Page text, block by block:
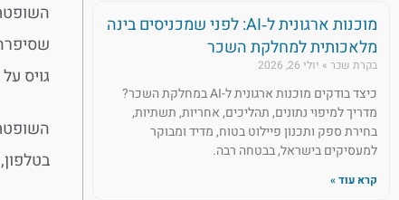
מוכנות ארגונית ל‑AI: לפני שמכניסים בינה
מלאכותית למחלקת השכר
בקרת שכר יולי 26, 2026
כיצד בודקים מוכנות ארגונית ל-AI במחלקת השכר?
מדריך למיפוי נתונים, תהליכים, אחריות, תשתיות,
בחירת ספק ותכנון פיילוט בטוח, מדיד ומבוקר
למעסיקים בישראל, בבטחה רבה.
קרא עוד »
גויס